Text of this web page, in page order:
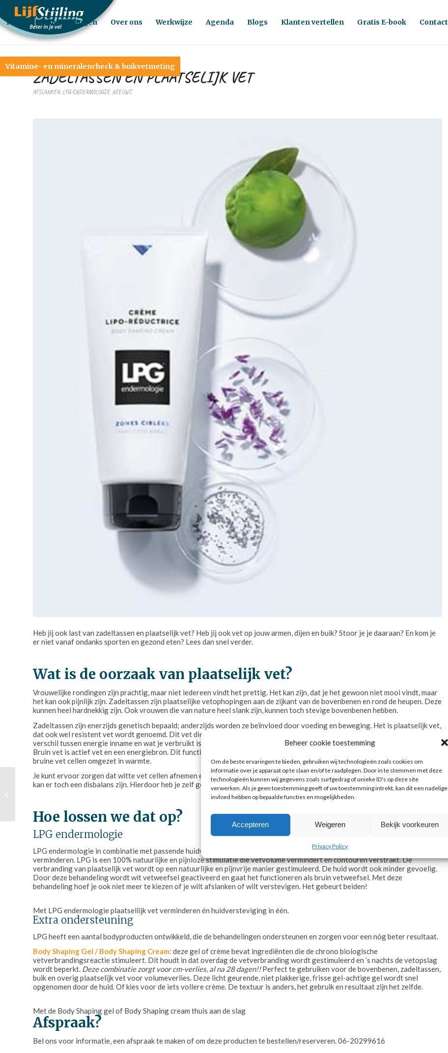
Beheer cookie toestemming
Om de beste ervaringen te bieden, gebruiken wij technologieën zoals cookies om
informatie over je apparaat op te slaan en/of te raadplegen. Door in te stemmen met deze
technologieën kunnen wij gegevens zoals surfgedrag of unieke ID's op deze site
verwerken. Als je geen toestemming geeft of uw toestemming intrekt, kan dit een nadelige
invloed hebben op bepaalde functies en mogelijkheden.
Accepteren Weigeren Bekijk voorkeuren
Privacy Policy
Home Behandelingen Over ons Werkwijze Agenda Blogs Klanten vertellen Gratis E-book Contact
Vitamine- en mineralencheck & buikvetmeting
ZADELTASSEN EN PLAATSELIJK VET
AFSLANKEN, LPG ENDERMOLOGIE, NIEUWS
Heb jij ook last van zadeltassen en plaatselijk vet? Heb jij ook vet op jouw armen, dijen en buik? Stoor je je daaraan? En kom je
er niet vanaf ondanks sporten en gezond eten? Lees dan snel verder.
Wat is de oorzaak van plaatselijk vet?
Vrouwelijke rondingen zijn prachtig, maar niet iedereen vindt het prettig. Het kan zijn, dat je het gewoon niet mooi vindt, maar
het kan ook pijnlijk zijn. Zadeltassen zijn plaatselijke vetophopingen aan de zijkant van de bovenbenen en rond de heupen. Deze
kunnen heel hardnekkig zijn. Ook vrouwen die van nature heel slank zijn, kunnen toch stevige bovenbenen hebben.
Zadeltassen zijn enerzijds genetisch bepaald; anderzijds worden ze beïnvloed door voeding en beweging. Het is plaatselijk vet,
dat ook wel resistent vet wordt genoemd. Dit vet dient als opslagplaats voor het lichaam. Wit vet is ongezond vet. Het
verschil tussen energie inname en wat je verbruikt is te groot, waardoor witte vet cellen toenemen en de verbranding lager is.
Bruin vet is actief vet en een energiebron. Dit functioneert als thermostaat voor jouw lichaam. Energie (kcal) wordt door deze
bruine vet cellen omgezet in warmte.
Je kunt ervoor zorgen dat witte vet cellen afnemen en bruin vet toeneemt door te sporten en gezond te eten. Maar plaatselijk
kan er toch een disbalans zijn. Hierdoor heb je zelf geen invloed op de plaats waar het vet afneemt.
Hoe lossen we dat op?
LPG endermologie
LPG endermologie in combinatie met passende huidverzorging kan het probleem van zadeltassen en plaatselijk vet aanzienlijk
verminderen. LPG is een 100% natuurlijke en pijnloze stimulatie die vetvolume vermindert en contouren verstrakt. De
verbranding van plaatselijk vet wordt op een natuurlijke en pijnvrije manier gestimuleerd. De huid wordt ook minder gevoelig.
Door deze behandeling wordt wit vetweefsel geactiveerd en gaat het functioneren als bruin vetweefsel. Met deze
behandeling hoef je ook niet meer te kiezen of je wilt afslanken of wilt verstevigen. Het gebeurt beiden!
Met LPG endermologie plaatsellijk vet verminderen én huidversteviging in één.
Extra ondersteuning
LPG heeft een aantal bodyproducten ontwikkeld, die de behandelingen ondersteunen en zorgen voor een nóg beter resultaat.
Body Shaping Gel / Body Shaping Cream: deze gel of crème bevat ingrediënten die de chrono biologische
vetverbrandingsreactie stimuleert. Dit houdt in dat overdag de vetverbranding wordt gestimuleerd en ’s nachts de vetopslag
wordt beperkt. Deze combinatie zorgt voor cm-verlies, al na 28 dagen!!Perfect te gebruiken voor de bovenbenen, zadeltassen,
buik en overig plaatselijk vet voor volumeverlies. Deze licht geurende, niet plakkerige, frisse gel-achtige gel wordt snel
opgenomen door de huid. Of kies voor de iets vollere crème. De textuur is anders, het gebruik en resultaat zijn het zelfde.
Met de Body Shaping gel of Body Shaping cream thuis aan de slag
Afspraak?
Bel ons voor informatie, een afspraak te maken of om deze producten te bestellen/reserveren. 06-20299616
Fit met 10.000 stappen